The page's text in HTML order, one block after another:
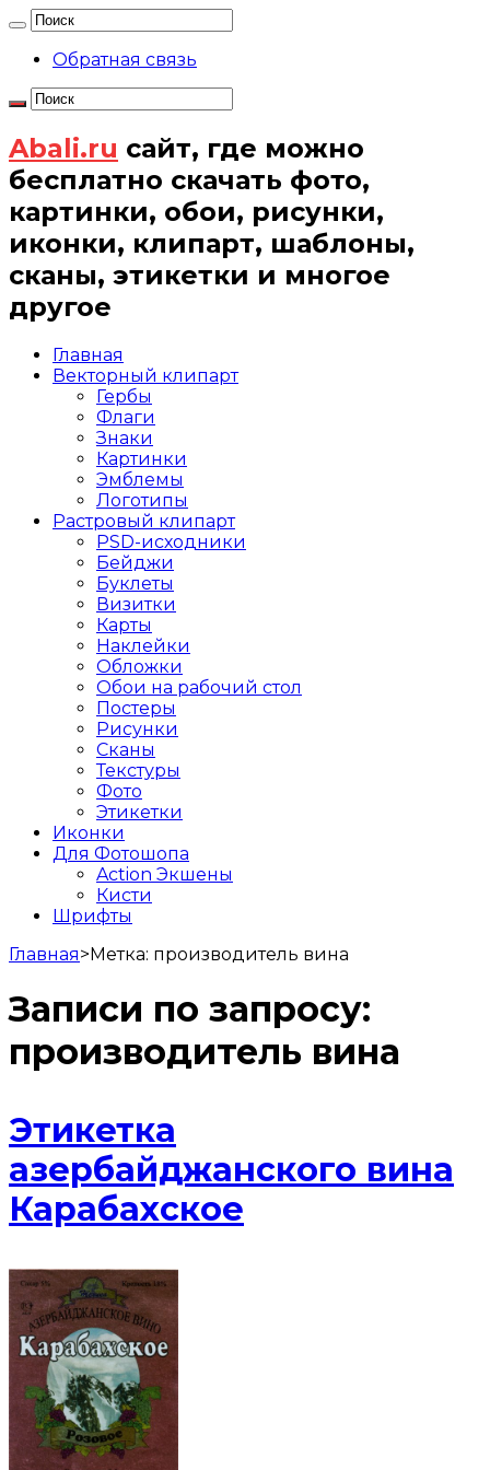
Обратная связь
Abali.ru сайт, где можно
бесплатно скачать фото,
картинки, обои, рисунки,
иконки, клипарт, шаблоны,
сканы, этикетки и многое
другое
Главная
Векторный клипарт
Гербы
Флаги
Знаки
Картинки
Эмблемы
Логотипы
Растровый клипарт
PSD-исходники
Бейджи
Буклеты
Визитки
Карты
Наклейки
Обложки
Обои на рабочий стол
Постеры
Рисунки
Сканы
Текстуры
Фото
Этикетки
Иконки
Для Фотошопа
Action Экшены
Кисти
Шрифты
Главная>Метка: производитель вина
Записи по запросу:
производитель вина
Этикетка
азербайджанского вина
Карабахское